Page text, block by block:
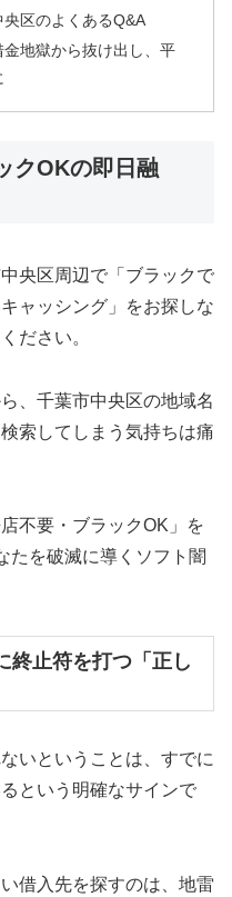
区のよくあるQ&A
地獄から抜け出し、平
クOKの即日融
央区周辺で「ブラックで
ャッシング」をお探しな
ださい。
、千葉市中央区の地域名
索してしまう気持ちは痛
不要・ブラックOK」を
たを破滅に導くソフト闇
終止符を打つ「正し
いということは、すでに
という明確なサインで
借入先を探すのは、地雷